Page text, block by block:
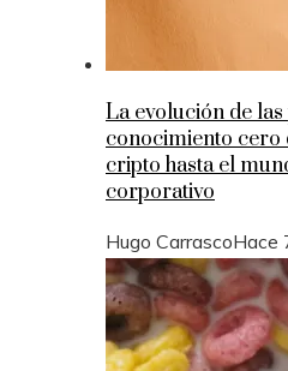
La evolución de
conocimiento cero
cripto hasta el
corporativo
Hugo CarrascoHace